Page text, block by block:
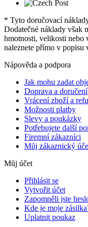
* Tyto doručovací
Dodatečné náklady však
hmotnosti, velikosti nebo
naleznete přímo v popisu
Nápověda a podpora
Jak mohu zadat
Doprava a doručení
Vrácení zboží a
Možnosti platby
Slevy a poukázky
Potřebujete další
Firemní zákazníci
Můj zákaznický
Můj účet
Přihlásit se
Vytvořit účet
Zapomněli jste
Kde je moje
Uplatnit poukaz